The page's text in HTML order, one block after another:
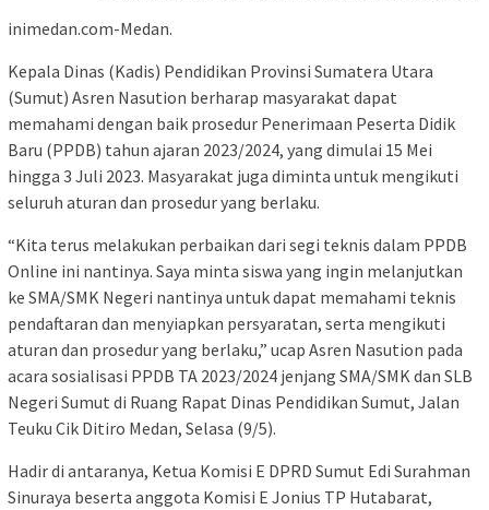
inimedan.com-Medan.
Kepala Dinas (Kadis) Pendidikan Provinsi Sumatera Utara
(Sumut) Asren Nasution berharap masyarakat dapat
memahami dengan baik prosedur Penerimaan Peserta Didik
Baru (PPDB) tahun ajaran 2023/2024, yang dimulai 15 Mei
hingga 3 Juli 2023. Masyarakat juga diminta untuk mengikuti
seluruh aturan dan prosedur yang berlaku.
“Kita terus melakukan perbaikan dari segi teknis dalam PPDB
Online ini nantinya. Saya minta siswa yang ingin melanjutkan
ke SMA/SMK Negeri nantinya untuk dapat memahami teknis
pendaftaran dan menyiapkan persyaratan, serta mengikuti
aturan dan prosedur yang berlaku,” ucap Asren Nasution pada
acara sosialisasi PPDB TA 2023/2024 jenjang SMA/SMK dan SLB
Negeri Sumut di Ruang Rapat Dinas Pendidikan Sumut, Jalan
Teuku Cik Ditiro Medan, Selasa (9/5).
Hadir di antaranya, Ketua Komisi E DPRD Sumut Edi Surahman
Sinuraya beserta anggota Komisi E Jonius TP Hutabarat,